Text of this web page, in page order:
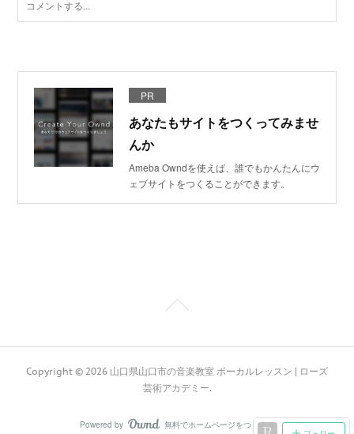
PR
あなたもサイトをつくってみませ
んか
Ameba Owndを使えば、誰でもかんたんにウ
ェブサイトをつくることができます。
Copyright © 2026 山口県山口市の音楽教室 ボーカルレッスン | ローズ
芸術アカデミー.
Powered by AmebaOwnd
無料でホームページをつくろう